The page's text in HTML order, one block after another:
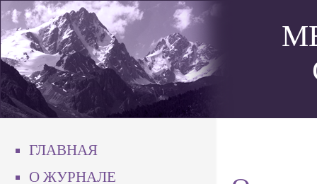
ГЛАВНАЯ
О ЖУРНАЛЕ